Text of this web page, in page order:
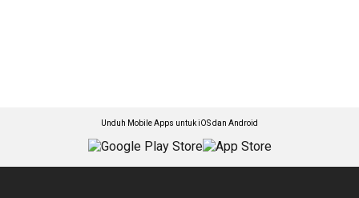
Unduh Mobile Apps untuk iOS dan Android